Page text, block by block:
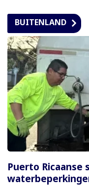
BUITENLAND
Puerto Ricaanse